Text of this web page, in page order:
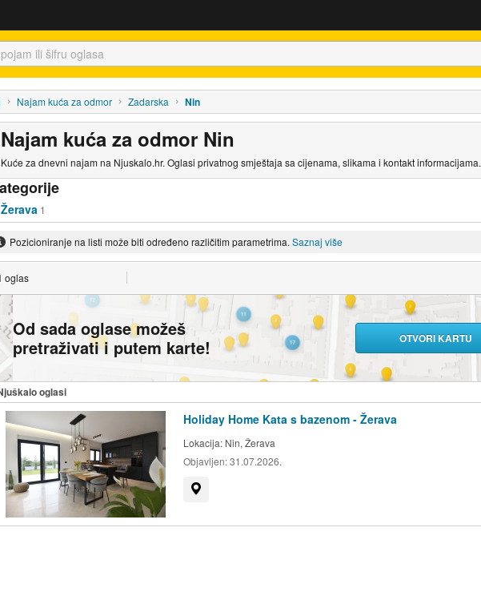
Najam kuća za odmor Zadarska Nin
Najam kuća za odmor Nin
Kuće za dnevni najam na Njuskalo.hr. Oglasi privatnog smještaja sa cijenama, slikama i kontakt informacijama.
Žerava 1
Pozicioniranje na listi može biti određeno različitim parametrima. Saznaj više
oglas
Od sada oglase možeš
pretraživati i putem karte!
OTVORI KARTU
oglasi
Holiday Home Kata s bazenom - Žerava
Lokacija: Nin, Žerava
Objavljen:31.07.2026.